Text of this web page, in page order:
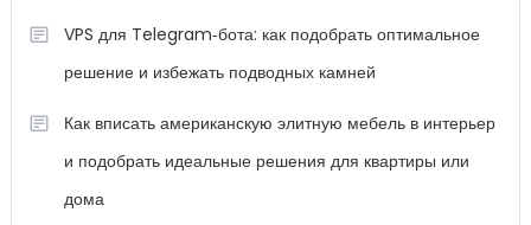
VPS для Telegram‑бота: как подобрать оптимальное
решение и избежать подводных камней
Как вписать американскую элитную мебель в интерьер
и подобрать идеальные решения для квартиры или
дома